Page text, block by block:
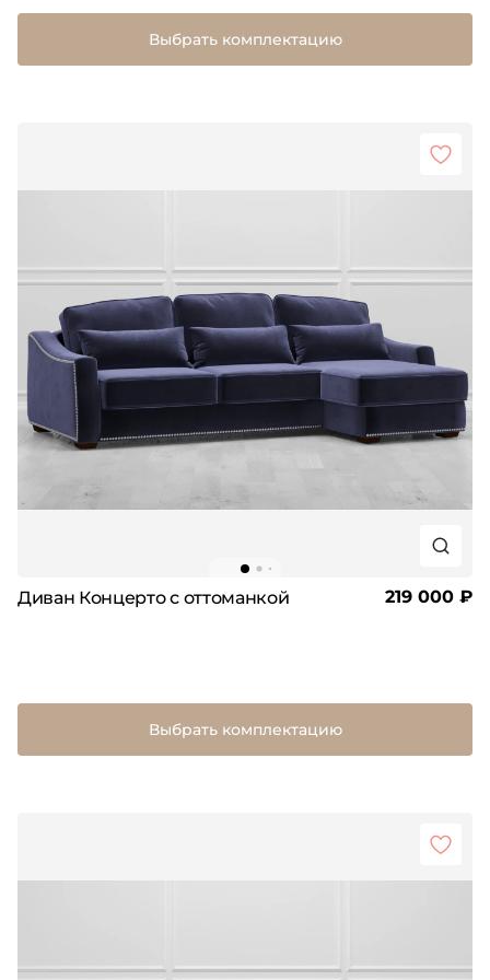
Выбрать комплектацию
Диван Концерто с оттоманкой 219 000 ₽
Выбрать комплектацию